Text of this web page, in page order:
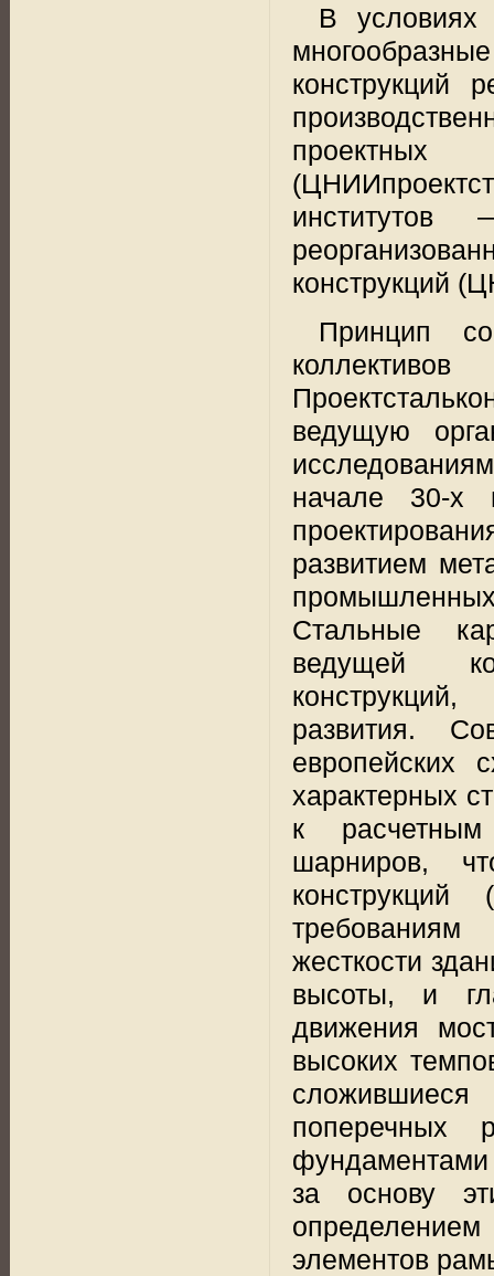
В условиях
конструкций
проектных
институтов
конструкций
Принцип
ведущую
начале 30-х
развитием
Стальные
ведущей
конструкций,
развития.
европейских
характерных
к
шарниров,
жесткости
высоты, и
движения
высоких
фундаментами
за основу
элементов